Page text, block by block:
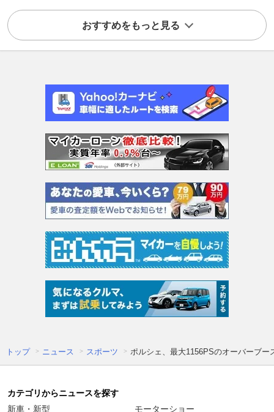
おすすめをもっと見る
トップ ニュース スポーツ ポルシェ、最大1156PSのオーバーブ
カテゴリからニュースを探す
新車・新型
モーターショー